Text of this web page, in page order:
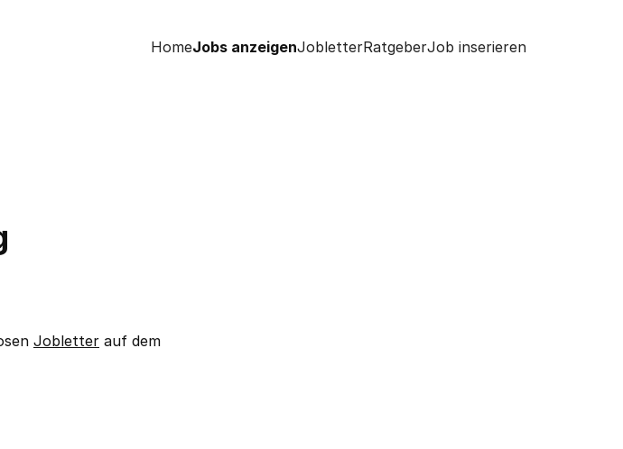
HomeJobs anzeigenJobletterRatgeberJob inserieren
Jobletter auf dem